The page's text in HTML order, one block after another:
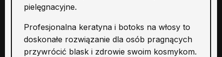
pielęgnacyjne.
Profesjonalna keratyna i botoks na włosy to
doskonałe rozwiązanie dla osób pragnących
przywrócić blask i zdrowie swoim kosmykom.